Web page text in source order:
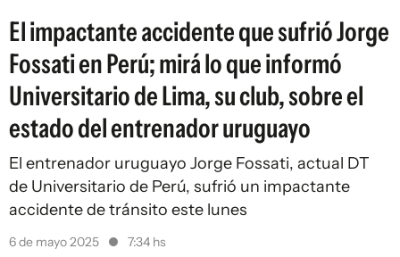
El impactante accidente que sufrió Jorge
Fossati en Perú; mirá lo que informó
Universitario de Lima, su club, sobre el
estado del entrenador uruguayo
El entrenador uruguayo Jorge Fossati, actual DT
de Universitario de Perú, sufrió un impactante
accidente de tránsito este lunes
6 de mayo 2025 7:34 hs